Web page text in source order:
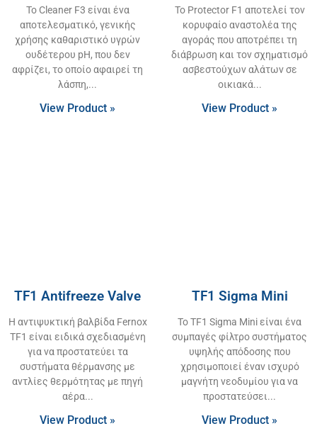
Το Cleaner F3 είναι ένα
αποτελεσματικό, γενικής
χρήσης καθαριστικό υγρών
ουδέτερου pH, που δεν
αφρίζει, το οποίο αφαιρεί τη
λάσπη,
View Product »
Το Protector F1 αποτελεί τον
κορυφαίο αναστολέα της
αγοράς που αποτρέπει τη
διάβρωση και τον σχηματισμό
ασβεστούχων αλάτων σε
οικιακά
View Product »
TF1 Antifreeze Valve
Η αντιψυκτική βαλβίδα Fernox
TF1 είναι ειδικά σχεδιασμένη
για να προστατεύει τα
συστήματα θέρμανσης με
αντλίες θερμότητας με πηγή
αέρα
View Product »
TF1 Sigma Mini
Το TF1 Sigma Mini είναι ένα
συμπαγές φίλτρο συστήματος
υψηλής απόδοσης που
χρησιμοποιεί έναν ισχυρό
μαγνήτη νεοδυμίου για να
προστατεύσει
View Product »